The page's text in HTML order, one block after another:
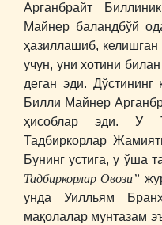
Арганбрайт
Майнер баландбўй
ҳазиллашиб,
учун, уни хотини
деган эди. Дўстининг
Билли Майнер
ҳисоблар эди. У
Тадбиркорлар
Бунинг устига, у ўша
Тадбиркорлар Овози”
унда Уилльям
мақолалар мунтазам